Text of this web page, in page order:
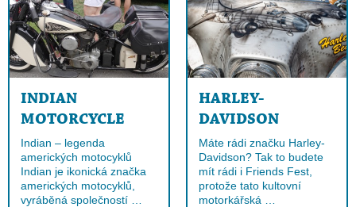
INDIAN
MOTORCYCLE
Indian – legenda
amerických motocyklů
Indian je ikonická značka
amerických motocyklů,
vyráběná společností …
HARLEY-
DAVIDSON
Máte rádi značku Harley-
Davidson? Tak to budete
mít rádi i Friends Fest,
protože tato kultovní
motorkářská …